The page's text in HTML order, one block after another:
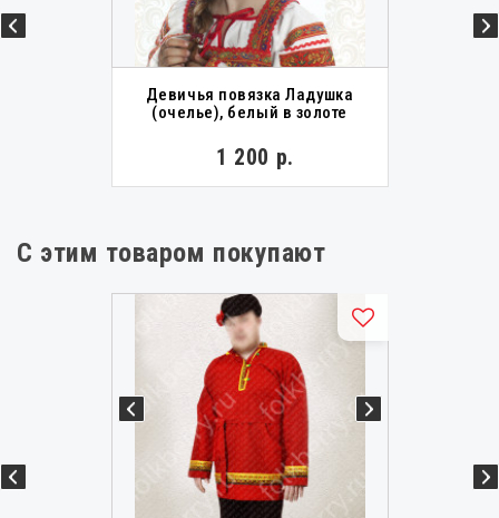
Девичья повязка Ладушка
(очелье), белый в золоте
1 200 р.
С этим товаром покупают